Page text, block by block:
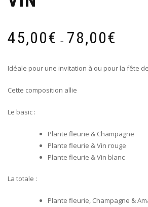
45,00€ – 78,00€
Idéale pour une invitation à ou pour la fête
Cette composition allie
Le basic :
Plante fleurie & Champagne
Plante fleurie & Vin rouge
Plante fleurie & Vin blanc
La totale :
Plante fleurie, Champagne &